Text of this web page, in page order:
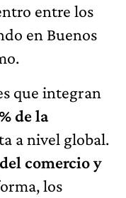
entre los
en Buenos
que integran
de la
a nivel global.
comercio y
los